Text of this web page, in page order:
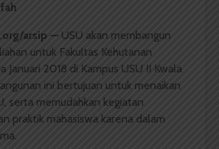
arsip — USU akan membangun
untuk Fakultas Kehutanan
Januari 2018 di Kampus USU II Kwala
ini bertujuan untuk menaikan
serta memudahkan kegiatan
praktik mahasiswa karena dalam